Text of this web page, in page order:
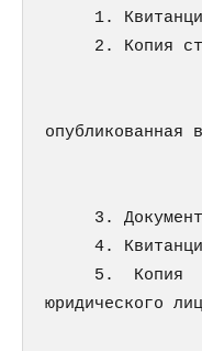
1.
2. Копия
опубликованная
3.
4.
5.  Копия
юридического